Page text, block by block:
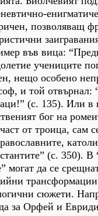
позволяващ
във вица:
учениците
нещо особено
и той отвърнал:
(с. 135). Или в
бог на
от троица, сам
(с. 350). В
могат да се
сюжети.
за Орфей и